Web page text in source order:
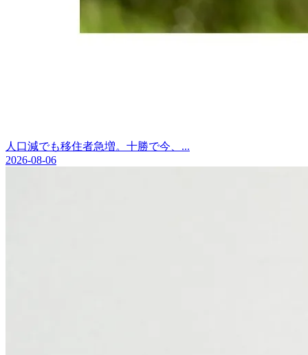
人口減でも移住者急増。十勝で今、...
2026-08-06